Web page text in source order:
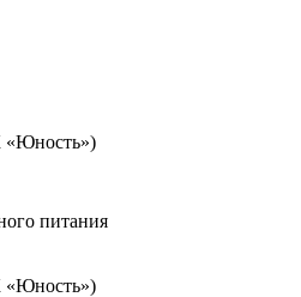
«Юность»)
питания